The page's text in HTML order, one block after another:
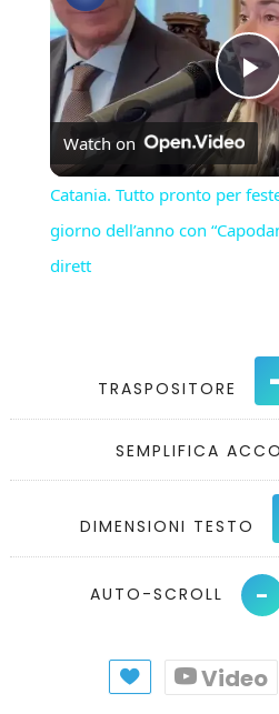
Watch on
Catania. Tutto pronto per
giorno dell’anno con
dirett
TRASPOSITORE
SEMPLIFICA
DIMENSIONI TESTO
AUTO-SCROLL -
Video